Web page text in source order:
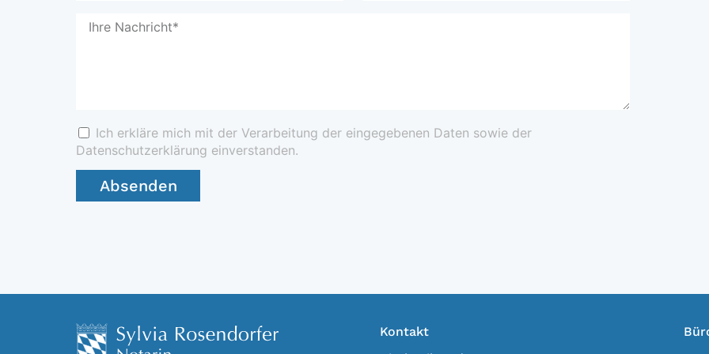
Ich erkläre mich mit der Verarbeitung der eingegebenen Daten sowie der
Datenschutzerklärung einverstanden.
Absenden
Kontakt